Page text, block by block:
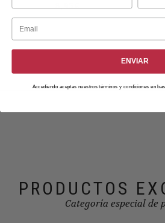
en
0
8,95€
PRODUCTOS
Categoría especial de
ENVIAR
Accediendo aceptas nuestros términos y condiciones en